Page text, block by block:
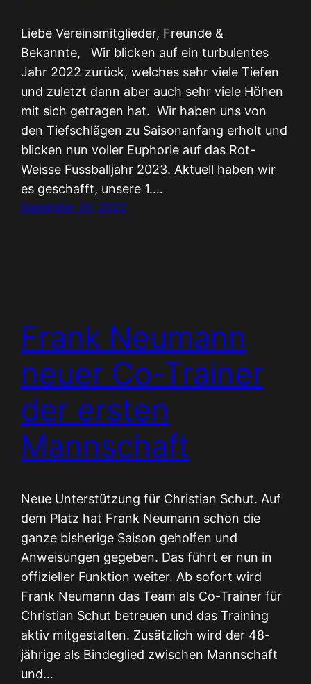
Liebe Vereinsmitglieder, Freunde &
Bekannte, Wir blicken auf ein turbulentes
Jahr 2022 zurück, welches sehr viele Tiefen
und zuletzt dann aber auch sehr viele Höhen
mit sich getragen hat. Wir haben uns von
den Tiefschlägen zu Saisonanfang erholt und
blicken nun voller Euphorie auf das Rot-
Weisse Fussballjahr 2023. Aktuell haben wir
es geschafft, unsere 1.…
Dezember 20, 2022
Frank Neumann
neuer Co-Trainer
der ersten
Mannschaft
Neue Unterstützung für Christian Schut. Auf
dem Platz hat Frank Neumann schon die
ganze bisherige Saison geholfen und
Anweisungen gegeben. Das führt er nun in
offizieller Funktion weiter. Ab sofort wird
Frank Neumann das Team als Co-Trainer für
Christian Schut betreuen und das Training
aktiv mitgestalten. Zusätzlich wird der 48-
jährige als Bindeglied zwischen Mannschaft
und…